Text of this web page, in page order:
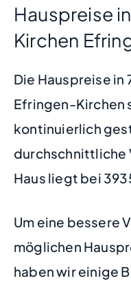
Hauspreise
Kirchen
Die Hauspreise
Efringen-Kirchen
kontinuierlich
durchschnittliche
Haus liegt bei
Um eine bessere
möglichen
haben wir einige